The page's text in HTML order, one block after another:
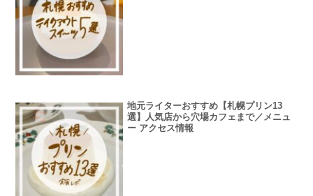
地元ライターおすすめ【札幌プリン13
選】人気店から穴場カフェまで／メニュ
ー アクセス情報